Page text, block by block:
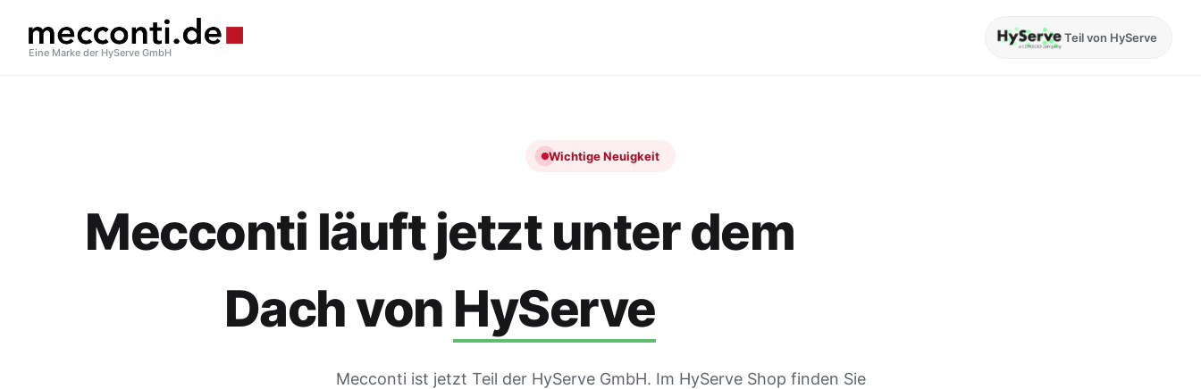
Eine Marke der HyServe GmbH
Teil von HyServe
Wichtige Neuigkeit
Mecconti läuft jetzt unter dem
Dach von HyServe
Mecconti ist jetzt Teil der HyServe GmbH. Im HyServe Shop finden Sie